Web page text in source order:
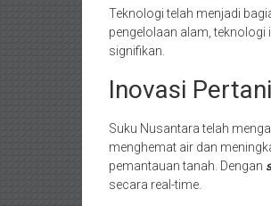
Teknologi telah menjadi
pengelolaan alam,
signifikan.
Inovasi
Suku Nusantara telah
menghemat air dan
pemantauan tanah. Dengan
secara real-time.